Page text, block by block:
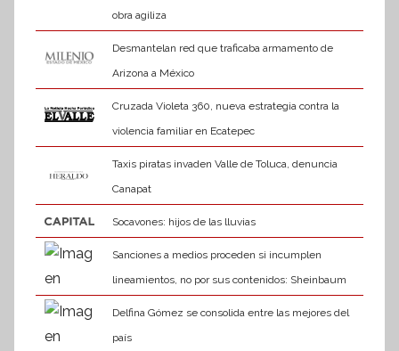
obra agiliza
Desmantelan red que traficaba armamento de
Arizona a México
Cruzada Violeta 360, nueva estrategia contra la
violencia familiar en Ecatepec
Taxis piratas invaden Valle de Toluca, denuncia
Canapat
Socavones: hijos de las lluvias
Sanciones a medios proceden si incumplen
lineamientos, no por sus contenidos: Sheinbaum
Delfina Gómez se consolida entre las mejores del
país